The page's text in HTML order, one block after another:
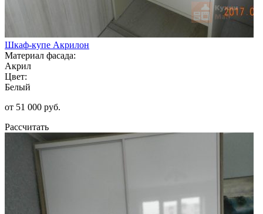
Шкаф-купе Акрилон
Материал фасада:
Акрил
Цвет:
Белый
от 51 000 руб.
Рассчитать